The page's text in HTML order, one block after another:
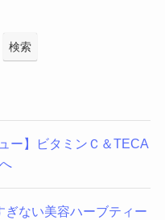
検索
ー】ビタミンＣ＆TECA
へ
ない美容ハーブティー